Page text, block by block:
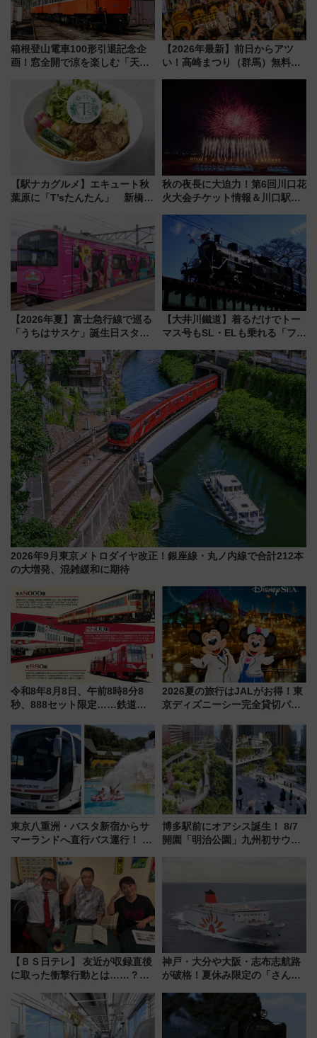
箱根登山電車100形引退記念企
画！窓全開で涼を楽しむ「天然
【2026年最新】前日からアツ
い！高崎まつり（群馬）無料観
【駅ナカグルメ】エキュート秋
葉原に「T’sたんたん」 新橋に
饅」、オムライス専門店「肉と
たまご」新グルメ続々登場！
【2026年8月】
秋の夜長に大迫力！第6回川口花
火大会チケット情報＆川口駅か
【2026年夏】富士急行線で巡る
「うちはサスケ」誕生日スタン
定グルメ＆グッズ徹底ガイド
【大井川鐵道】着るだけでトー
マス号もSL・ELも乗れる「フリ
受注販売
2026年9月東京メトロダイヤ改正！銀座線・丸ノ内線で合計212本
の大増発、混雑緩和に期待
令和8年8月8日、午前8時8分8
秒、888セット限定……鉄道各
たち
2026夏の旅行はJALがお得！東
京ディズニーシー完全貸切パー
ーン始まる 条件は「夏の国内
線に2回搭乗」
東京八重洲・バスタ新宿からサ
マーランドへ直行バス運行！ お
推し活を楽しもう！（2026年
8/1～31）
博多駅前にオアシス誕生！ 8/7
開園「明治公園」九州初サウナ
【ＢＳ日テレ】 友近が収録直後
に取った衝撃行動とは……？
で極上の夏祭り鉄道旅を放送
神戸・大分や大阪・志布志航路
が破格！夏休み限定の「さんふ
ート 夕朝食ビュッフェ付きで
快適な船旅はいかが？